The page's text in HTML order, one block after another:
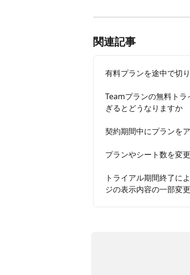
関連記事
有料プランを途中で切
Teamプランの無料ト
ぎるとどうなりますか
契約期間中にプランを
プランやシート数を変
トライアル期間終了に
ジの表示内容の一部変